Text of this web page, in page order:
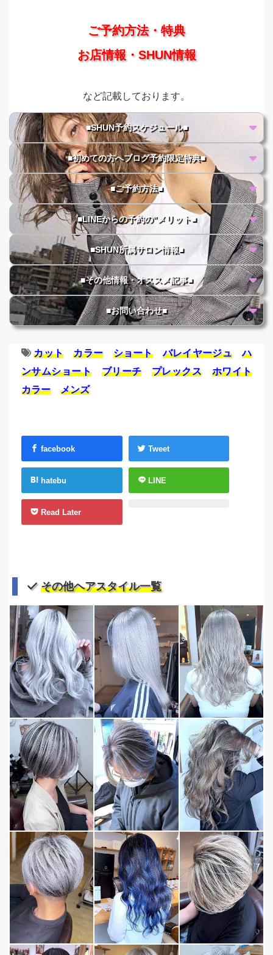
ご予約方法・特典
お店情報・SHUN情報
など記載しております。
■SHUN予約スケジュール■
■初めての方へブログ予約限定特典■
■ご予約方法■
■LINEからの予約の"メリット■
■SHUN所属サロン情報■
■その他情報・オススメ記事■
■お問い合わせ■
カット カラー ショート バレイヤージュ
ハ
ンサムショート
ブリーチ プレックス
ホワイト
カラー
メンズ
facebook Tweet
hatebu LINE
Read Later
その他ヘアスタイル一覧